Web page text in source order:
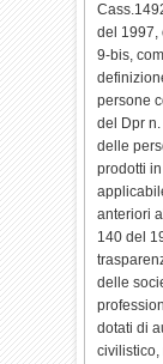
del 1997,
9-bis,
persone
del Dpr
delle
prodotti
anteriori
140 del
delle
dotati di